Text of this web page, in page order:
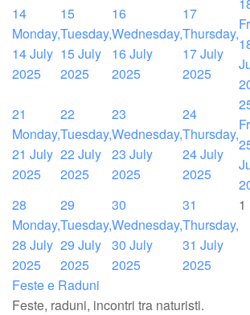
14
Monday,
14 July
2025
15
Tuesday,
15 July
2025
16
Wednesday,
16 July
2025
17
Thursday,
17 July
2025
21
Monday,
21 July
2025
22
Tuesday,
22 July
2025
23
Wednesday,
23 July
2025
24
Thursday,
24 July
2025
28
Monday,
28 July
2025
29
Tuesday,
29 July
2025
30
Wednesday,
30 July
2025
31
Thursday,
31 July
2025
1
Feste e Raduni
Feste, raduni, incontri tra naturisti.